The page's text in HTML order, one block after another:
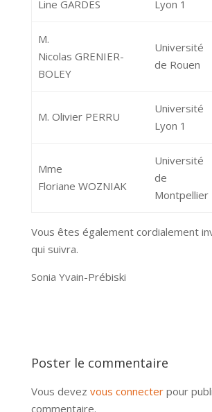
Line GARDES
Lyon 1
M.
Nicolas GRENIER-
BOLEY
Université
de Rouen
M. Olivier PERRU
Université
Lyon 1
Mme
Floriane WOZNIAK
Université
de
Montpellier
Vous êtes également cordialement
qui suivra.
Sonia Yvain-Prébiski
Poster le commentaire
Vous devez vous connecterpour
commentaire.